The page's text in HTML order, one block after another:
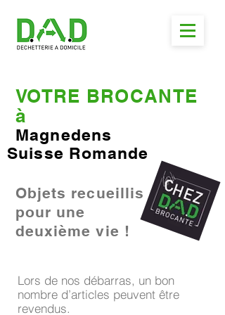
VOTRE BROCANTE
à
Magnedens
Suisse Romande
Objets recueillis
pour une
deuxième vie !
Lors de nos débarras, un bon
nombre d’articles peuvent être
revendus.